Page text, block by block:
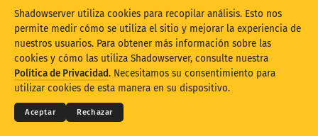
Actualizar Restablecer
Descargar como PNG
© 2026THE SHADOWSERVER FOUNDATION
Términos y privacidad
Contacte con nosotros
Créditos
Shadowserver utiliza cookies para recopilar análisis. Esto nos
permite medir cómo se utiliza el sitio y mejorar la experiencia de
nuestros usuarios. Para obtener más información sobre las
cookies y cómo las utiliza Shadowserver, consulte nuestra
Política de Privacidad. Necesitamos su consentimiento para
utilizar cookies de esta manera en su dispositivo.
Aceptar Rechazar